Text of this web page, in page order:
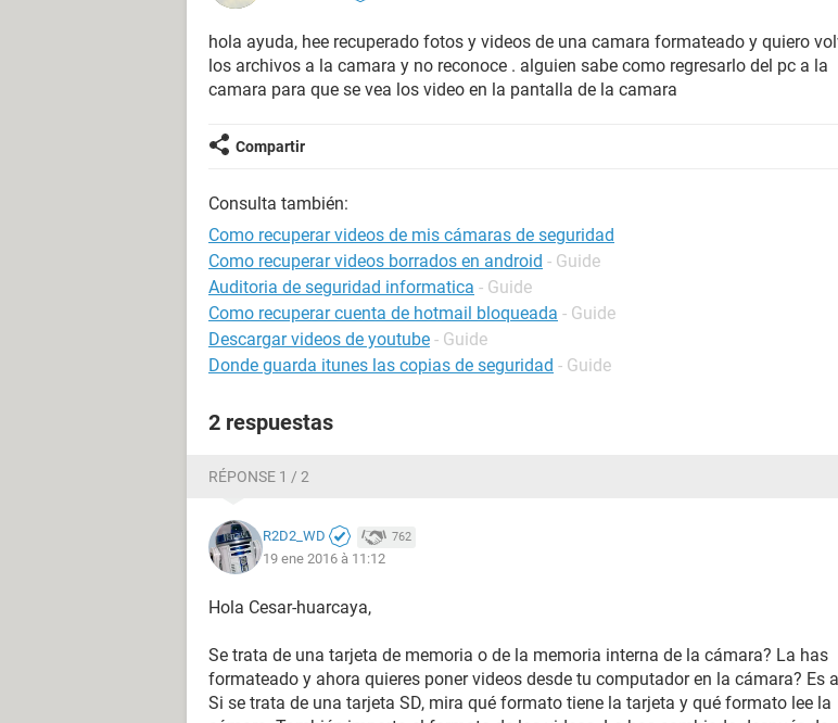
hola ayuda, hee recuperado fotos y videos de una camara formateado y quiero
los archivos a la camara y no reconoce . alguien sabe como regresarlo del pc a la
camara para que se vea los video en la pantalla de la camara
Compartir
Consulta también:
Como recuperar videos de mis cámaras de seguridad
Como recuperar videos borrados en android - Guide
Auditoria de seguridad informatica - Guide
Como recuperar cuenta de hotmail bloqueada - Guide
Descargar videos de youtube - Guide
Donde guarda itunes las copias de seguridad - Guide
2 respuestas
RÉPONSE 1 / 2
R2D2_WD 762
19 ene 2016 à 11:12
Hola Cesar-huarcaya,
Se trata de una tarjeta de memoria o de la memoria interna de la cámara? La has
formateado y ahora quieres poner videos desde tu computador en la cámara? Es
Si se trata de una tarjeta SD, mira qué formato tiene la tarjeta y qué formato lee la